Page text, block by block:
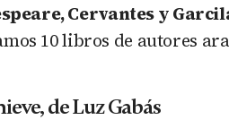
Cervantes y
10 libros de autores
de Luz Gabás